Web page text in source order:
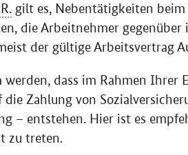
gilt es, Nebentätigkeiten
die Arbeitnehmer
der gültige Arbeitsvertrag
dass im Rahmen Ihrer
Zahlung von
– entstehen. Hier ist es
zu treten.